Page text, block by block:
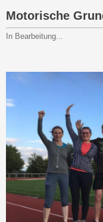
Motorische
In Bearbeitung...